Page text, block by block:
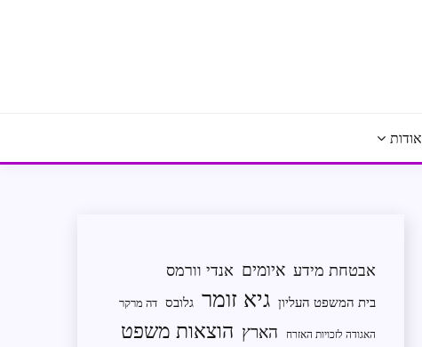
אודות
אבטחת מידע איומים אנדי וורמס
בית המשפט העליון גיא זומר גלובס דה מרקר
האגודה לזכויות האזרח הארץ הוצאות משפט